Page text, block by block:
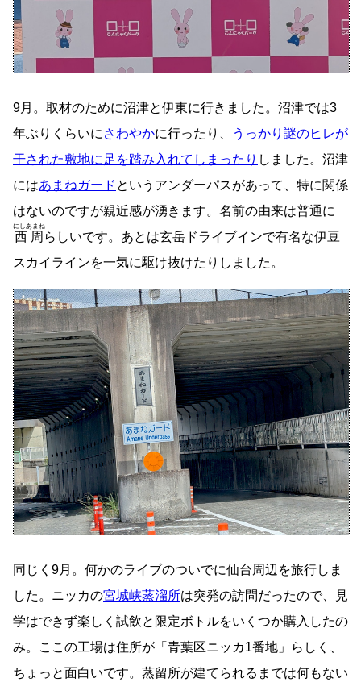
9月。取材のために沼津と伊東に行きました。沼津では3
年ぶりくらいに さわやかに行ったり、
うっかり謎のヒレが
干された敷地に足を踏み入れてしまったり しました。沼津
にはあまねガード というアンダーパスがあって、特に関係
はないのですが親近感が湧きます。名前の由来は普通に
西周
にしあまね
らしいです。あとは玄岳ドライブインで有名な伊豆
スカイラインを一気に駆け抜けたりしました。
同じく9月。何かのライブのついでに仙台周辺を旅行しま
した。ニッカの宮城峡蒸溜所は突発の訪問だったので、見
学はできず楽しく試飲と限定ボトルをいくつか購入したの
み。ここの工場は住所が「青葉区ニッカ1番地」らしく、
ちょっと面白いです。蒸留所が建てられるまでは何もない